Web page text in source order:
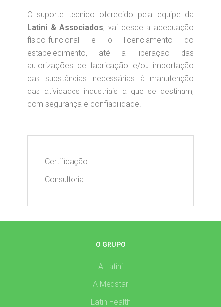
O suporte técnico oferecido pela equipe da
Latini & Associados, vai desde a adequação
físico-funcional e o licenciamento do
estabelecimento, até a liberação das
autorizações de fabricação e/ou importação
das substâncias necessárias à manutenção
das atividades industriais a que se destinam,
com segurança e confiabilidade.
Certificação
Consultoria
O GRUPO
A Latini
A Medstar
Latin Health